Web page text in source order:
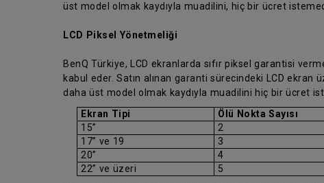
üst model olmak kaydıyla muadilini, hiç bir ücret
LCD Piksel Yönetmeliği
BenQ Türkiye, LCD ekranlarda sıfır piksel garantisi
kabul eder. Satın alınan garanti sürecindeki LCD ekran
daha üst model olmak kaydıyla muadilini hiç bir ücret
Ekran Tipi
Ölü Nokta Sayısı
15”
2
17” ve 19
3
20”
4
22” ve üzeri
5